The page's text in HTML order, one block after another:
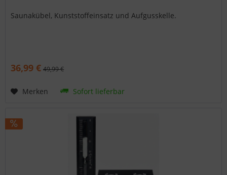
Saunakübel, Kunststoffeinsatz und Aufgusskelle.
36,99 € 49,99 €
Merken Sofort lieferbar